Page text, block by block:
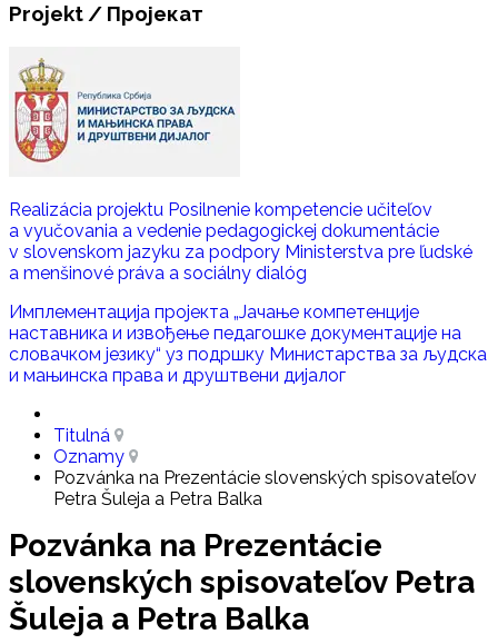
Projekt / Пројекат
Realizácia projektu Posilnenie kompetencie učiteľov
a vyučovania a vedenie pedagogickej dokumentácie
v slovenskom jazyku za podpory Ministerstva pre ľudské
a menšinové práva a sociálny dialóg
Имплементација пројекта „Јачање компетенције
наставника и извoђење педагошке документације на
словачком језику“ уз подршку Министaрства за људска
и мањинска права и друштвени дијалог
Titulná
Oznamy
Pozvánka na Prezentácie slovenských spisovateľov
Petra Šuleja a Petra Balka
Pozvánka na Prezentácie
slovenských spisovateľov Petra
Šuleja a Petra Balka